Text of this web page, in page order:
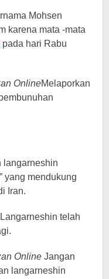
Mohsen
karena mata -mata
pada hari Rabu
OnlineMelaporkan
langarneshin
yang mendukung
Iran.
telah
Online Jangan
langarneshin